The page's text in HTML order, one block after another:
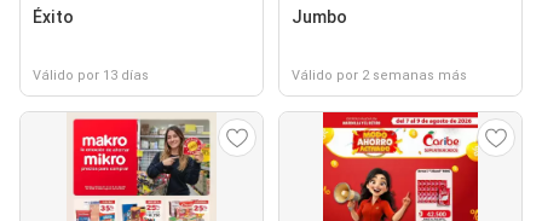
Éxito
Válido por 13 días
Jumbo
Válido por 2 semanas más